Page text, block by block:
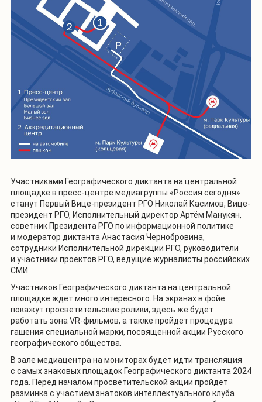
Участниками Географического диктанта на центральной
площадке в пресс-центре медиагруппы «Россия сегодня»
станут Первый Вице-президент РГО Николай Касимов, Вице-
президент РГО, Исполнительный директор Артём Манукян,
советник Президента РГО по информационной политике
и модератор диктанта Анастасия Чернобровина,
сотрудники Исполнительной дирекции РГО, руководители
и участники проектов РГО, ведущие журналисты российских
СМИ.
Участников Географического диктанта на центральной
площадке ждет много интересного. На экранах в фойе
покажут просветительские ролики, здесь же будет
работать зона VR-фильмов, а также пройдет процедура
гашения специальной марки, посвященной акции Русского
географического общества.
В зале медиацентра на мониторах будет идти трансляция
с самых знаковых площадок Географического диктанта 2024
года. Перед началом просветительской акции пройдет
разминка с участием знатоков интеллектуального клуба